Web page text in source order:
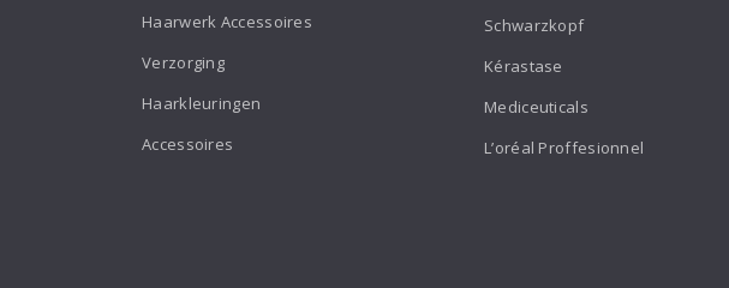
Haarwerk Accessoires
Verzorging
Haarkleuringen
Accessoires
Schwarzkopf
Kérastase
Mediceuticals
L’oréal Proffesionnel